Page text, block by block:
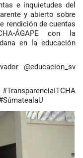
e inquietudes del
y abierto sobre
rendición de cuentas
ÁGAPE con la
en la educación
@educacion_sv